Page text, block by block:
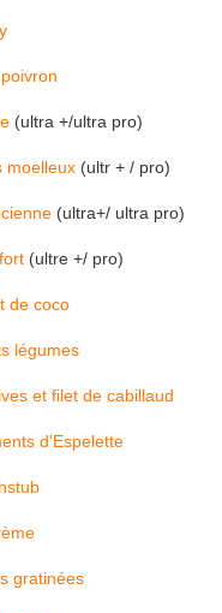
(ultra +/ultra pro)
moelleux (ultr + / pro)
(ultra+/ ultra pro)
(ultre +/ pro)
de coco
légumes
et filet de cabillaud
d'Espelette
gratinées